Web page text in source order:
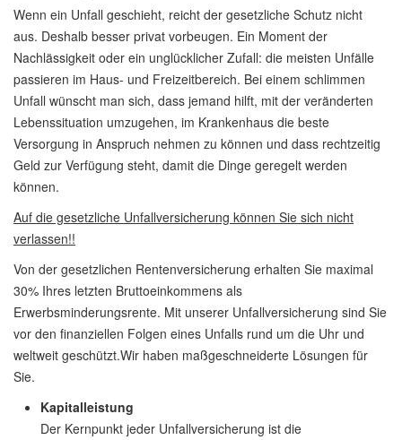
Wenn ein Unfall geschieht, reicht der gesetzliche Schutz nicht
aus. Deshalb besser privat vorbeugen. Ein Moment der
Nachlässigkeit oder ein unglücklicher Zufall: die meisten Unfälle
passieren im Haus- und Freizeitbereich. Bei einem schlimmen
Unfall wünscht man sich, dass jemand hilft, mit der veränderten
Lebenssituation umzugehen, im Krankenhaus die beste
Versorgung in Anspruch nehmen zu können und dass rechtzeitig
Geld zur Verfügung steht, damit die Dinge geregelt werden
können.
Auf die gesetzliche Unfallversicherung können Sie sich nicht
verlassen!!
Von der gesetzlichen Rentenversicherung erhalten Sie maximal
30% Ihres letzten Bruttoeinkommens als
Erwerbsminderungsrente. Mit unserer Unfallversicherung sind Sie
vor den finanziellen Folgen eines Unfalls rund um die Uhr und
weltweit geschützt.Wir haben maßgeschneiderte Lösungen für
Sie.
Kapitalleistung
Der Kernpunkt jeder Unfallversicherung ist die